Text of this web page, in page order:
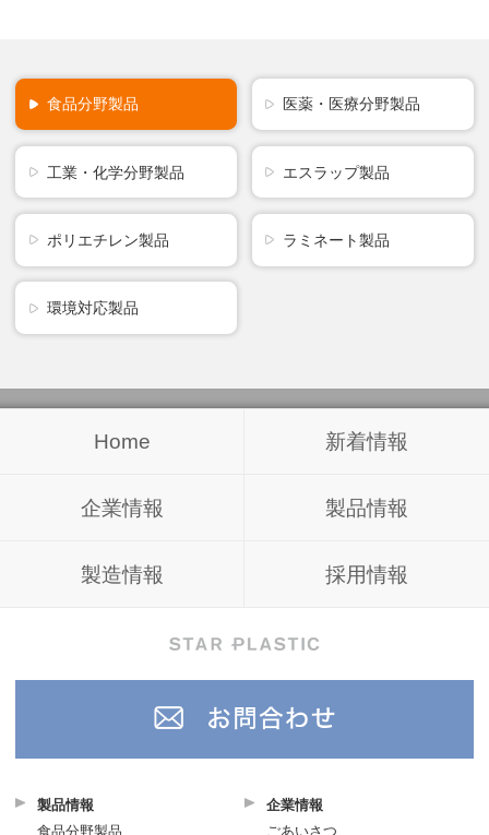
食品分野製品 医薬・医療分野製品
工業・化学分野製品 エスラップ製品
ポリエチレン製品 ラミネート製品
環境対応製品
Home 新着情報
企業情報 製品情報
製造情報 採用情報
製品情報
食品分野製品
企業情報
ごあいさつ